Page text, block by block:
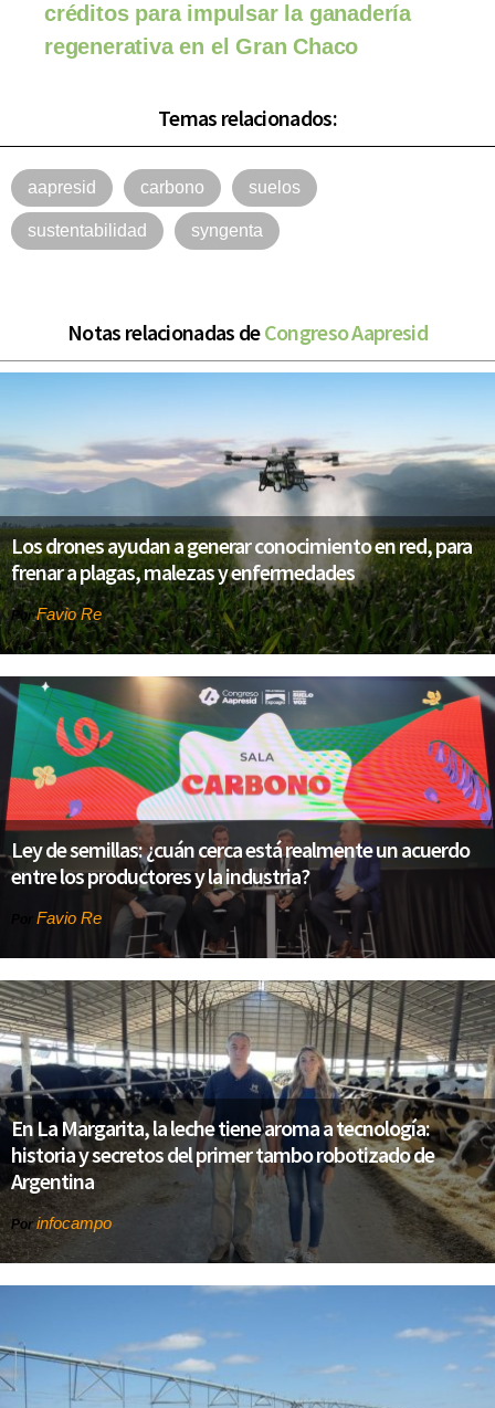
créditos para impulsar la ganadería
regenerativa en el Gran Chaco
Temas relacionados:
aapresid carbono suelos
sustentabilidad syngenta
Notas relacionadas deCongreso Aapresid
Los drones ayudan a generar conocimiento en red, para
frenar a plagas, malezas y enfermedades
PorFavio Re
Ley de semillas: ¿cuán cerca está realmente un acuerdo
entre los productores y la industria?
Favio Re
En La Margarita, la leche tiene aroma a tecnología:
historia y secretos del primer tambo robotizado de
Argentina
Porinfocampo